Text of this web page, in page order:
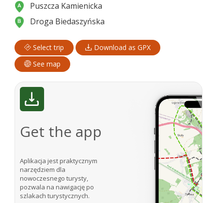
Puszcza Kamienicka
Droga Biedaszyńska
Select trip
Download as GPX
See map
Get the app
Aplikacja jest praktycznym
narzędziem dla
nowoczesnego turysty,
pozwala na nawigację po
szlakach turystycznych.